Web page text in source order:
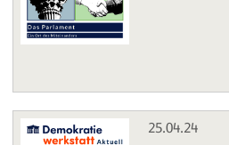
25.04.24